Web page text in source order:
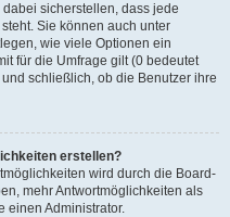
sicherstellen, dass jede
Sie können auch unter
wie viele Optionen ein
für die Umfrage gilt (0 bedeutet
schließlich, ob die Benutzer ihre
erstellen?
wird durch die Board-
mehr Antwortmöglichkeiten als
einen Administrator.